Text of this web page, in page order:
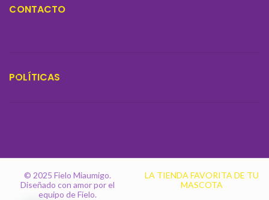
CONTACTO
POLÍTICAS
© 2025 Fielo Miaumigo.
Diseñado con amor por el
equipo de Fielo.
LA TIENDA FAVORITA DE TU
MASCOTA